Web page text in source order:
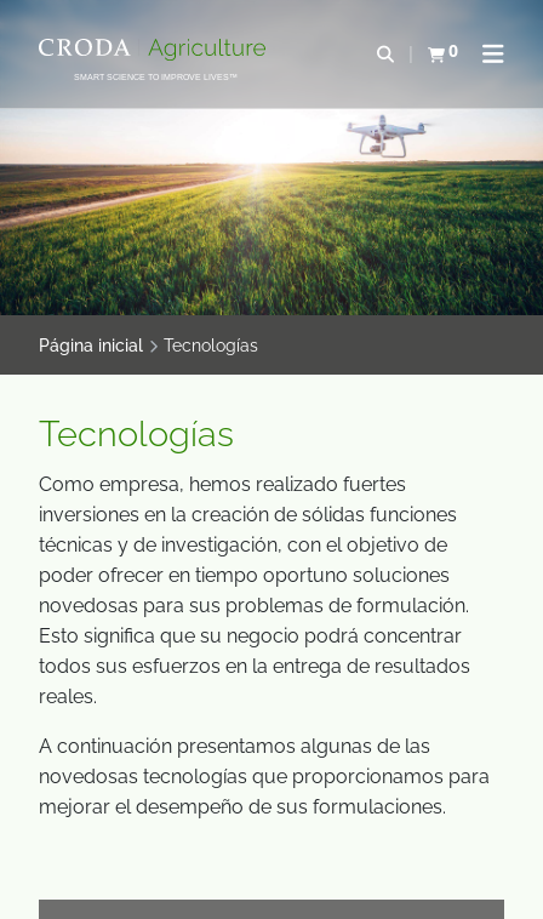
SALTAR
CONTENIDO
SALTAR
SMART SCIENCE TO IMPROVE LIVES™
Abrir0
Ver carritoAbrir
Página inicial Tecnologías
Tecnologías
Como empresa, hemos realizado fuertes
inversiones en la creación de sólidas funciones
técnicas y de investigación, con el objetivo de
poder ofrecer en tiempo oportuno soluciones
novedosas para sus problemas de formulación.
Esto significa que su negocio podrá concentrar
todos sus esfuerzos en la entrega de resultados
reales.
A continuación presentamos algunas de las
novedosas tecnologías que proporcionamos para
mejorar el desempeño de sus formulaciones.